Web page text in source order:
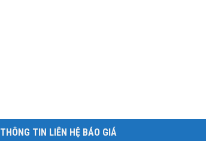
THÔNG TIN LIÊN HỆ BÁO GIÁ